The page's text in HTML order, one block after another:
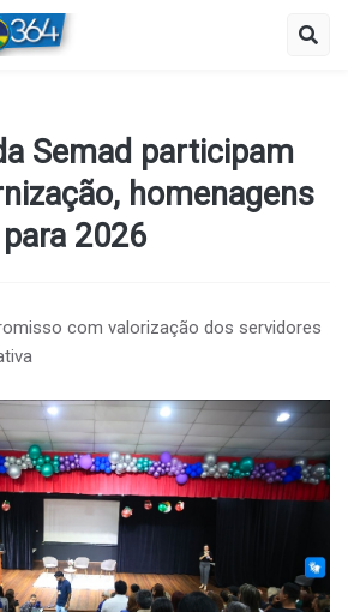
Semad participam
homenagens
2026
com valorização dos servidores